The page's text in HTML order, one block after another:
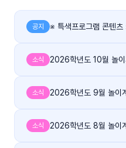
그
공지 ※ 특색프로그램 콘텐
소식 2026학년도 10월 놀
소식 2026학년도 9월 놀이
소식 2026학년도 8월 놀이